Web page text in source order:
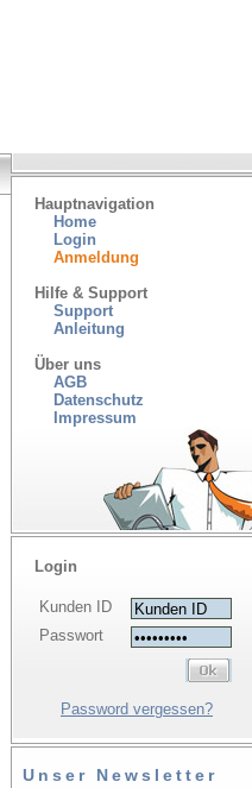
Hauptnavigation
Home
Login
Anmeldung
Hilfe & Support
Support
Anleitung
Über uns
AGB
Datenschutz
Impressum
Login
Kunden ID
Passwort
Password vergessen?
Unser Newsletter